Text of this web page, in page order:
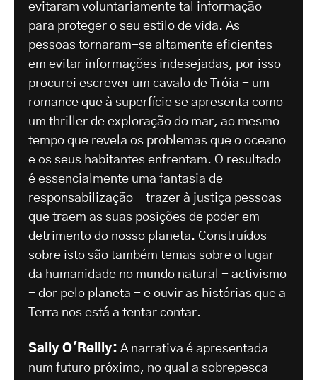
evitaram voluntariamente tal informação
para proteger o seu estilo de vida. As
pessoas tornaram-se altamente eficientes
em evitar informações indesejadas, por isso
procurei escrever um cavalo de Tróia - um
romance que à superfície se apresenta como
um thriller de exploração do mar, ao mesmo
tempo que revela os problemas que o oceano
e os seus habitantes enfrentam. O resultado
é essencialmente uma fantasia de
responsabilização - trazer à justiça pessoas
que traem as suas posições de poder em
detrimento do nosso planeta. Construídos
sobre isto são também temas sobre o lugar
da humanidade no mundo natural - activismo
- dor pelo planeta - e ouvir as histórias que a
Terra nos está a tentar contar.
Sally O'Reilly: A narrativa é apresentada
num futuro próximo, no qual a sobrepesca